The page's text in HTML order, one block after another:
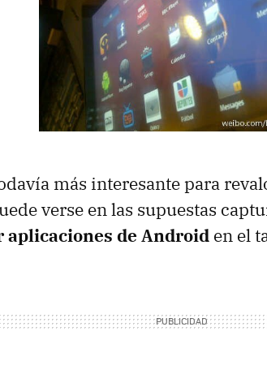
más interesante para
verse en las supuestas
aplicaciones de Android en el